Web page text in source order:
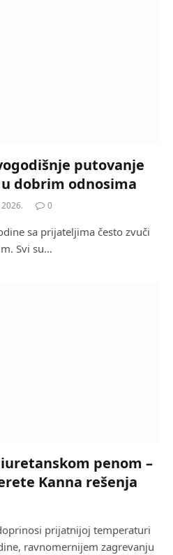
putovanje
dobrim odnosima
0
sa prijateljima često zvuči
Svi su…
penom –
Kanna rešenja
prijatnijoj temperaturi
ravnomernijem zagrevanju